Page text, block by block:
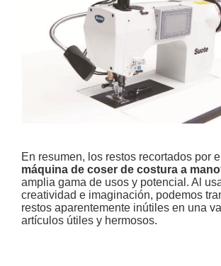
En resumen, los restos recortados por el
máquina de coser de costura a mano
amplia gama de usos y potencial. Al
creatividad e imaginación, podemos
restos aparentemente inútiles en una
artículos útiles y hermosos.